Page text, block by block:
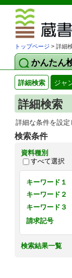
トップページ > 詳細
かんたん
詳細検索 ジャ
詳細検索
詳細な条件を設定
検索条件
資料種別
すべて選択
キーワード１
キーワード２
キーワード３
請求記号
検索結果一覧